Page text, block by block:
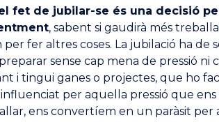
fet de jubilar-se és una decisió
, sabent si gaudirà més
per fer altres coses. La jubilació ha de
preparar sense cap mena de pressió
i tingui ganes o projectes, que ho
influenciat per aquella pressió que
ens convertíem en un paràsit per